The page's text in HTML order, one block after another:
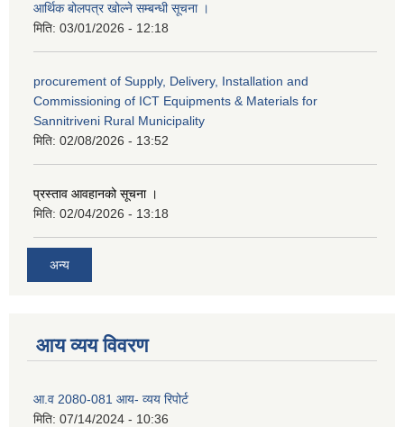
आर्थिक बोलपत्र खोल्ने सम्बन्धी सूचना ।
मिति: 03/01/2026 - 12:18
procurement of Supply, Delivery, Installation and
Commissioning of ICT Equipments & Materials for
Sannitriveni Rural Municipality
मिति: 02/08/2026 - 13:52
प्रस्ताव आवहानको सूचना ।
मिति: 02/04/2026 - 13:18
अन्य
आय व्यय विवरण
आ.व 2080-081 आय- व्यय रिपोर्ट
मिति: 07/14/2024 - 10:36